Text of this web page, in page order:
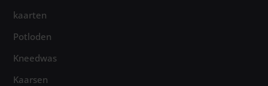
kaarten
Potloden
Kneedwas
Kaarsen